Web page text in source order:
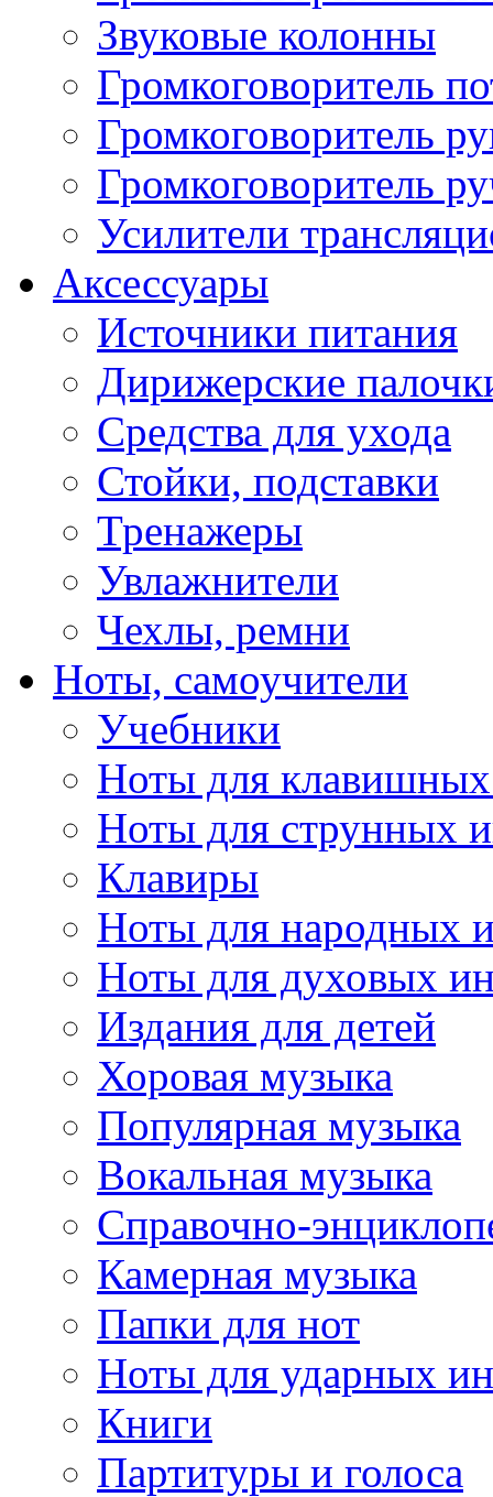
Звуковые колонны
Громкоговоритель
Громкоговоритель
Громкоговоритель
Усилители
Аксессуары
Источники питания
Дирижерские
Средства для ухода
Стойки, подставки
Тренажеры
Увлажнители
Чехлы, ремни
Ноты, самоучители
Учебники
Ноты для клавишных
Ноты для струнных
Клавиры
Ноты для народных
Ноты для духовых
Издания для детей
Хоровая музыка
Популярная музыка
Вокальная музыка
Справочно-
Камерная музыка
Папки для нот
Ноты для ударных
Книги
Партитуры и голоса